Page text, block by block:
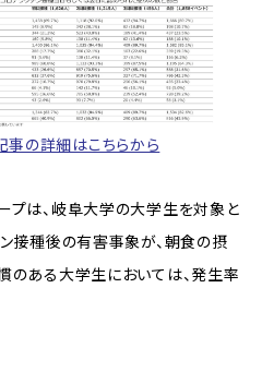
事の詳細はこちらから
プは、岐阜大学の大学生を対象と
接種後の有害事象が、朝食の摂
のある大学生においては、発生率